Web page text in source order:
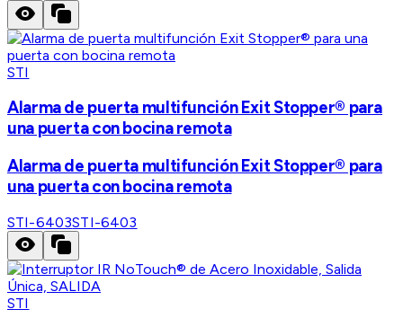
STI
Alarma de puerta multifunción Exit Stopper® para
una puerta con bocina remota
Alarma de puerta multifunción Exit Stopper® para
una puerta con bocina remota
STI-6403STI-6403
STI